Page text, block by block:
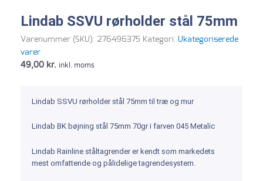
Lindab SSVU rørholder stål 75mm
Varenummer (SKU): 276496375 Kategori: Ukategoriserede
varer
49,00 kr. inkl. moms
Lindab SSVU rørholder stål 75mm til træ og mur
Lindab BK bøjning stål 75mm 70gr i farven 045 Metalic
Lindab Rainline ståltagrender er kendt som markedets
mest omfattende og pålidelige tagrendesystem.